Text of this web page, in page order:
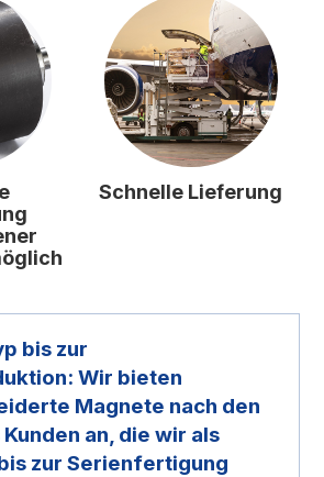
Schnelle Lieferung
bis zur
Wir bieten
Magnete nach den
an, die wir als
zur Serienfertigung